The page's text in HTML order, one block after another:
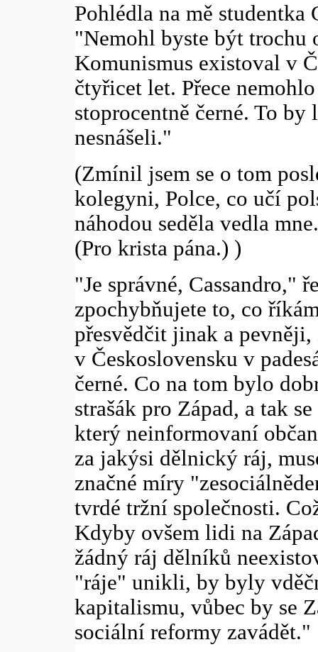
Pohlédla na mě studentka
"Nemohl byste být trochu
Komunismus existoval v
čtyřicet let. Přece
stoprocentně černé. To
nesnášeli."
(Zmínil jsem se o tom
kolegyni, Polce, co učí
náhodou seděla vedla
(Pro krista pána.) )
"Je správné, Cassandro,"
zpochybňujete to, co
přesvědčit jinak a pevněji,
v Československu v
černé. Co na tom bylo
strašák pro Západ, a tak
který neinformovaní
za jakýsi dělnický ráj,
značné míry
tvrdé tržní společnosti.
Kdyby ovšem lidi na
žádný ráj dělníků
"ráje" unikli, by byly
kapitalismu, vůbec by se
sociální reformy zavádět."